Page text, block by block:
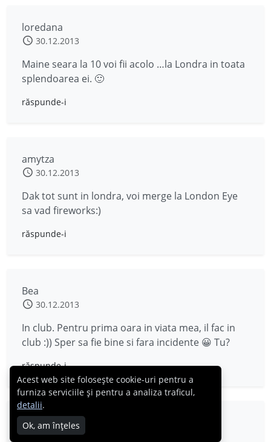
loredana
30.12.2013
Maine seara la 10 voi fii acolo …la Londra in toata
splendoarea ei. 🙂
răspunde-i
amytza
30.12.2013
Dak tot sunt in londra, voi merge la London Eye
sa vad fireworks:)
răspunde-i
Bea
30.12.2013
In club. Pentru prima oara in viata mea, il fac in
club :)) Sper sa fie bine si fara incidente 😀 Tu?
răspunde-i
Rina
30.12.2013
Acest web site folosește cookie-uri pentru a
furniza serviciile și pentru a analiza traficul,
detalii.
Ok, am înțeles